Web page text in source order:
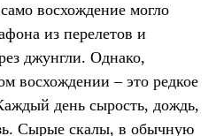
восхождение могло
из перелетов и
джунгли. Однако,
восхождении – это редкое
день сырость, дождь,
Сырые скалы, в обычную